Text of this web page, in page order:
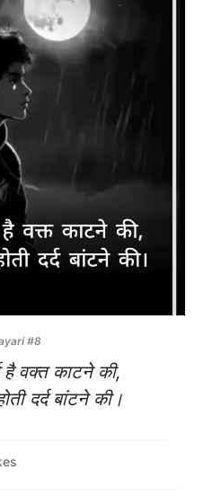
#8
वक्त काटने की,
दर्द बांटने की।